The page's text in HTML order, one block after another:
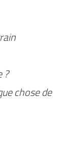
?
chose de